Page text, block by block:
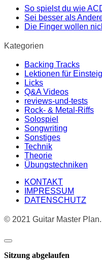
So spielst du wie
Sei besser als
Die Finger wollen
Kategorien
Backing Tracks
Lektionen für
Licks
Q&A Videos
reviews-und-tests
Rock- & Metal-Riffs
Solospiel
Songwriting
Sonstiges
Technik
Theorie
Übungstechniken
KONTAKT
IMPRESSUM
DATENSCHUTZ
© 2021 Guitar Master
Dialog
schließen
Sitzung abgelaufen